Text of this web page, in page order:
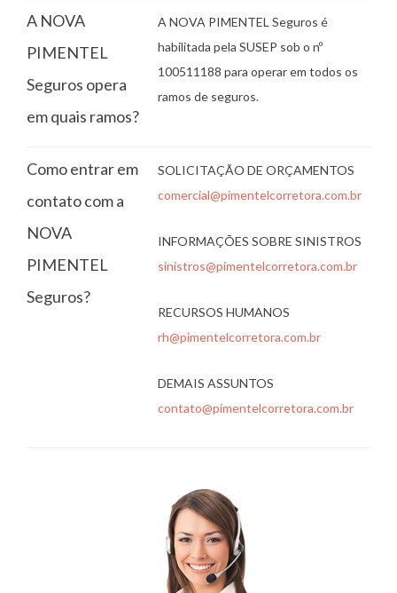
A NOVA
PIMENTEL
Seguros opera
em quais ramos?
A NOVA PIMENTEL Seguros é
habilitada pela SUSEP sob o nº
100511188 para operar em todos os
ramos de seguros.
Como entrar em
contato com a
NOVA
PIMENTEL
Seguros?
SOLICITAÇÃO DE ORÇAMENTOS
comercial@pimentelcorretora.com.br
INFORMAÇÕES SOBRE SINISTROS
sinistros@pimentelcorretora.com.br
RECURSOS HUMANOS
rh@pimentelcorretora.com.br
DEMAIS ASSUNTOS
contato@pimentelcorretora.com.br